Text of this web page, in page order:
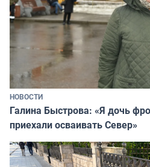
НОВОСТИ
Галина Быстрова: «Я дочь
приехали осваивать Север»